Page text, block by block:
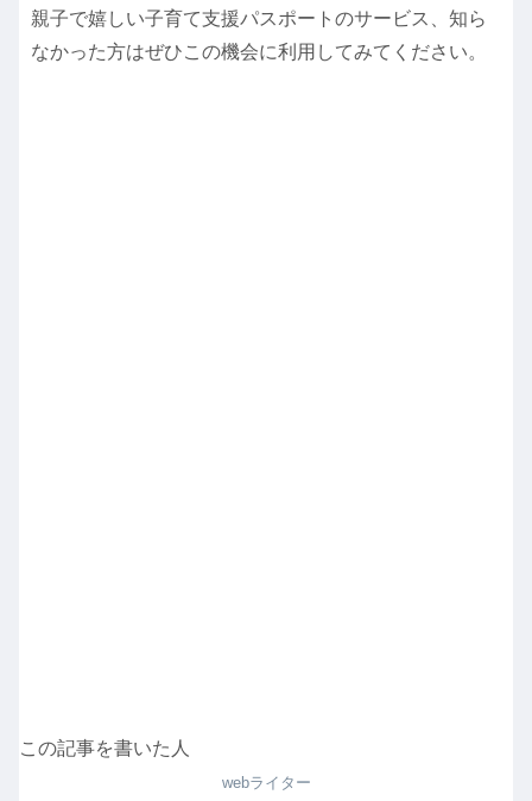
親子で嬉しい子育て支援パスポートのサービス、知ら
なかった方はぜひこの機会に利用してみてください。
この記事を書いた人
webライター